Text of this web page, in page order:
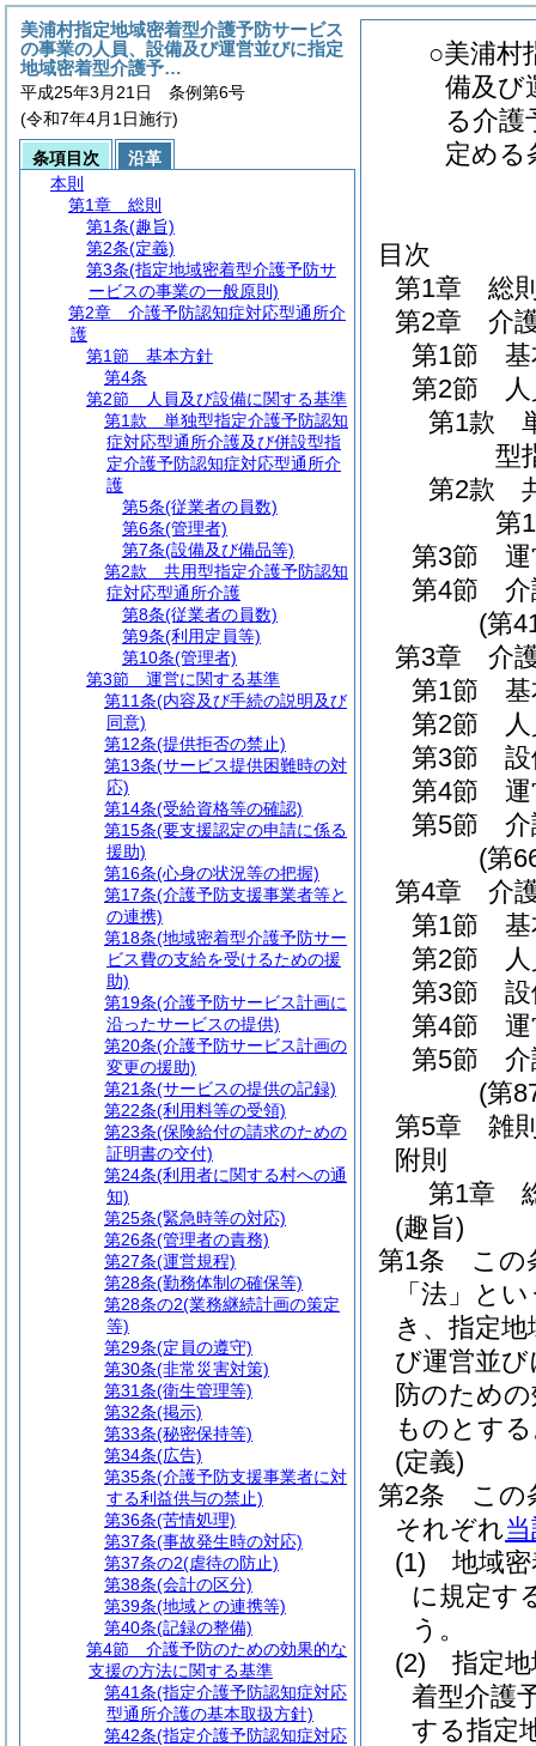
○美浦村
備及び
る介護
定める
目次
第1章
総
第2章
介
第1節
第2節
第1款
型
第2款
第
第3節
第4節
(第
第3章
介
第1節
第2節
第3節
第4節
第5節
(第
第4章
介
第1節
第2節
第3節
第4節
第5節
(第
第5章
雑
附則
第1章
(趣旨)
第1条
この
「法」と
き、指定
び運営並
防のため
ものとす
(定義)
第2条
この
それぞれ
(1)
地域
に規定す
う。
(2)
指定
着型介護
する指定
美浦村指定地域密着型介護予防サービス
の事業の人員、設備及び運営並びに指定
地域密着型介護予…
平成25年3月21日 条例第6号
(令和7年4月1日施行)
条項目次
沿革
本則
第1章
総則
第1条(趣旨)
第2条(定義)
第3条(指定地域密着型介護予防サ
ービスの事業の一般原則)
第2章
介護予防認知症対応型通所介
護
第1節
基本方針
第4条
第2節
人員及び設備に関する基準
第1款
単独型指定介護予防認知
症対応型通所介護及び併設型指
定介護予防認知症対応型通所介
護
第5条(従業者の員数)
第6条(管理者)
第7条(設備及び備品等)
第2款
共用型指定介護予防認知
症対応型通所介護
第8条(従業者の員数)
第9条(利用定員等)
第10条(管理者)
第3節
運営に関する基準
第11条(内容及び手続の説明及び
同意)
第12条(提供拒否の禁止)
第13条(サービス提供困難時の対
応)
第14条(受給資格等の確認)
第15条(要支援認定の申請に係る
援助)
第16条(心身の状況等の把握)
第17条(介護予防支援事業者等と
の連携)
第18条(地域密着型介護予防サー
ビス費の支給を受けるための援
助)
第19条(介護予防サービス計画に
沿ったサービスの提供)
第20条(介護予防サービス計画の
変更の援助)
第21条(サービスの提供の記録)
第22条(利用料等の受領)
第23条(保険給付の請求のための
証明書の交付)
第24条(利用者に関する村への通
知)
第25条(緊急時等の対応)
第26条(管理者の責務)
第27条(運営規程)
第28条(勤務体制の確保等)
第28条の2(業務継続計画の策定
等)
第29条(定員の遵守)
第30条(非常災害対策)
第31条(衛生管理等)
第32条(掲示)
第33条(秘密保持等)
第34条(広告)
第35条(介護予防支援事業者に対
する利益供与の禁止)
第36条(苦情処理)
第37条(事故発生時の対応)
第37条の2(虐待の防止)
第38条(会計の区分)
第39条(地域との連携等)
第40条(記録の整備)
第4節
介護予防のための効果的な
支援の方法に関する基準
第41条(指定介護予防認知症対応
型通所介護の基本取扱方針)
第42条(指定介護予防認知症対応